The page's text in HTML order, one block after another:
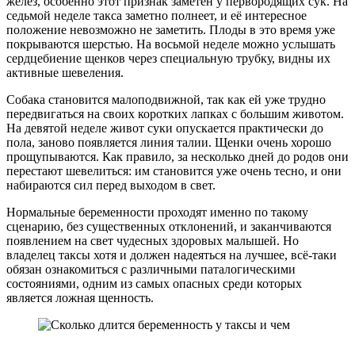
седьмой неделе такса заметно полнеет, и её интересное
положение невозможно не заметить. Плоды в это время уже
покрываются шерстью. На восьмой неделе можно услышать
сердцебиение щенков через специальную трубку, видны их
активные шевеления.
Собака становится малоподвижной, так как ей уже трудно
передвигаться на своих коротких лапках с большим животом.
На девятой неделе живот суки опускается практически до
пола, заново появляется линия талии. Щенки очень хорошо
прощупываются. Как правило, за несколько дней до родов они
перестают шевелиться: им становится уже очень тесно, и они
набираются сил перед выходом в свет.
Нормальные беременности проходят именно по такому
сценарию, без существенных отклонений, и заканчиваются
появлением на свет чудесных здоровых малышей. Но
владелец таксы хотя и должен надеяться на лучшее, всё-таки
обязан ознакомиться с различными паталогическими
состояниями, одним из самых опасных среди которых
является ложная щенность.